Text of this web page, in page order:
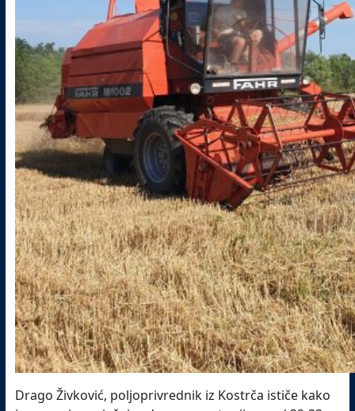
Drago Živković, poljoprivrednik iz Kostrča ističe kako